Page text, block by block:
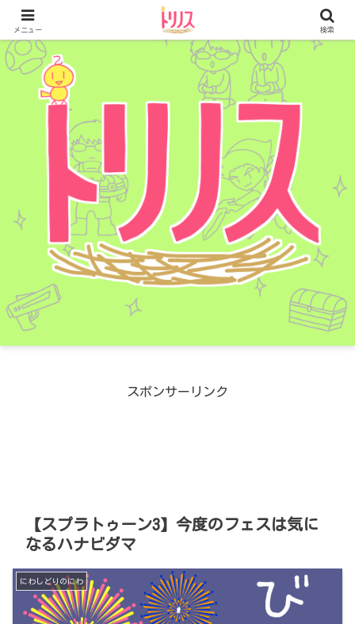
スポンサーリンク
【スプラトゥーン3】今度のフェスは気に
なるハナビダマ
にわしどりのにわ
メニュー 検索